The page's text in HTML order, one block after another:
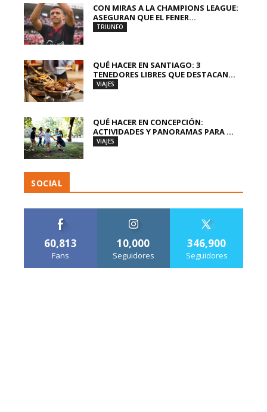
CON MIRAS A LA CHAMPIONS LEAGUE:
ASEGURAN QUE EL FENER...
TRIUNFO
QUÉ HACER EN SANTIAGO: 3
TENEDORES LIBRES QUE DESTACAN...
VIAJES
QUÉ HACER EN CONCEPCIÓN:
ACTIVIDADES Y PANORAMAS PARA ...
VIAJES
SOCIAL
60,813
Fans
10,000
Seguidores
346,900
Seguidores